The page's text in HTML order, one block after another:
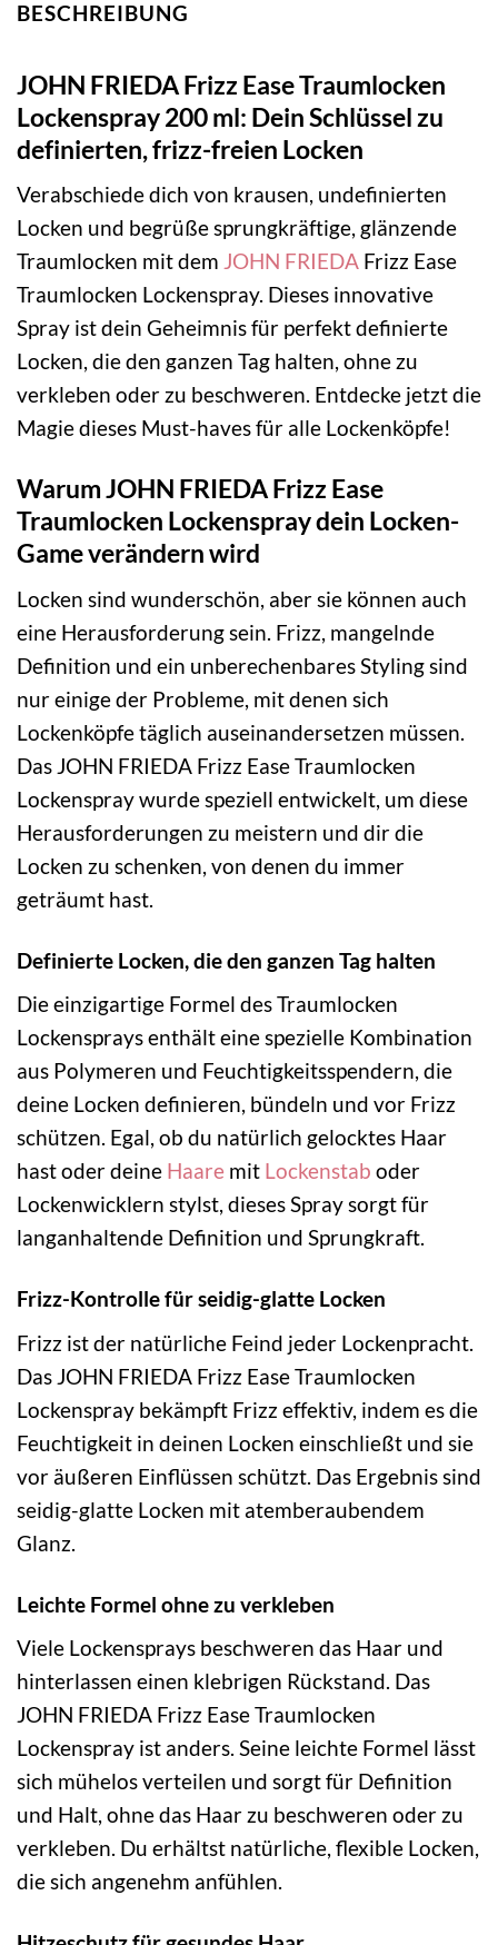
BESCHREIBUNG
JOHN FRIEDA Frizz Ease Traumlocken
Lockenspray 200 ml: Dein Schlüssel zu
definierten, frizz-freien Locken
Verabschiede dich von krausen, undefinierten
Locken und begrüße sprungkräftige, glänzende
Traumlocken mit dem JOHN FRIEDA Frizz Ease
Traumlocken Lockenspray. Dieses innovative
Spray ist dein Geheimnis für perfekt definierte
Locken, die den ganzen Tag halten, ohne zu
verkleben oder zu beschweren. Entdecke jetzt die
Magie dieses Must-haves für alle Lockenköpfe!
Warum JOHN FRIEDA Frizz Ease
Traumlocken Lockenspray dein Locken-
Game verändern wird
Locken sind wunderschön, aber sie können auch
eine Herausforderung sein. Frizz, mangelnde
Definition und ein unberechenbares Styling sind
nur einige der Probleme, mit denen sich
Lockenköpfe täglich auseinandersetzen müssen.
Das JOHN FRIEDA Frizz Ease Traumlocken
Lockenspray wurde speziell entwickelt, um diese
Herausforderungen zu meistern und dir die
Locken zu schenken, von denen du immer
geträumt hast.
Definierte Locken, die den ganzen Tag halten
Die einzigartige Formel des Traumlocken
Lockensprays enthält eine spezielle Kombination
aus Polymeren und Feuchtigkeitsspendern, die
deine Locken definieren, bündeln und vor Frizz
schützen. Egal, ob du natürlich gelocktes Haar
hast oder deine Haare mit Lockenstab oder
Lockenwicklern stylst, dieses Spray sorgt für
langanhaltende Definition und Sprungkraft.
Frizz-Kontrolle für seidig-glatte Locken
Frizz ist der natürliche Feind jeder Lockenpracht.
Das JOHN FRIEDA Frizz Ease Traumlocken
Lockenspray bekämpft Frizz effektiv, indem es die
Feuchtigkeit in deinen Locken einschließt und sie
vor äußeren Einflüssen schützt. Das Ergebnis sind
seidig-glatte Locken mit atemberaubendem
Glanz.
Leichte Formel ohne zu verkleben
Viele Lockensprays beschweren das Haar und
hinterlassen einen klebrigen Rückstand. Das
JOHN FRIEDA Frizz Ease Traumlocken
Lockenspray ist anders. Seine leichte Formel lässt
sich mühelos verteilen und sorgt für Definition
und Halt, ohne das Haar zu beschweren oder zu
verkleben. Du erhältst natürliche, flexible Locken,
die sich angenehm anfühlen.